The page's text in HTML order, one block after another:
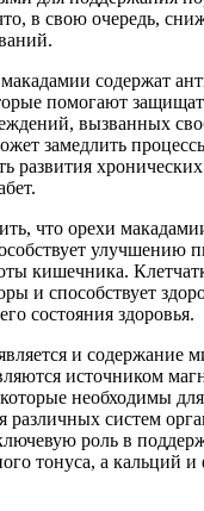
в свою очередь,
содержат
помогают
вызванных
замедлить
развития
что орехи
улучшению
кишечника.
и способствует
состояния здоровья.
и содержание
источником
необходимы
различных систем
роль в
тонуса, а кальций